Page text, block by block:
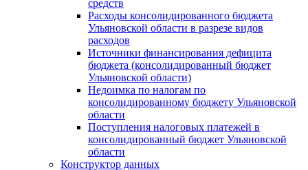
средств
Расходы консолидированного бюджета
Ульяновской области в разрезе видов
расходов
Источники финансирования дефицита
бюджета (консолидированный бюджет
Ульяновской области)
Недоимка по налогам по
консолидированному бюджету Ульяновской
области
Поступления налоговых платежей в
консолидированный бюджет Ульяновской
области
Конструктор данных